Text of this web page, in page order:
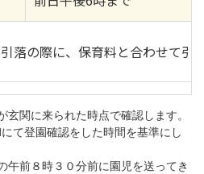
落の際に、保育料と合わせて引
玄関に来られた時点で確認します。
て登園確認をした時間を基準にし
午前８時３０分前に園児を送ってき